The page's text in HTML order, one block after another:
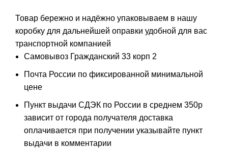
Товар бережно и надёжно упаковываем в нашу
коробку для дальнейшей оправки удобной для вас
транспортной компанией
Самовывоз Гражданский 33 корп 2
Почта России по фиксированной минимальной
цене
Пункт выдачи СДЭК по России в среднем 350р
зависит от города получателя доставка
оплачивается при получении указывайте пункт
выдачи в комментарии